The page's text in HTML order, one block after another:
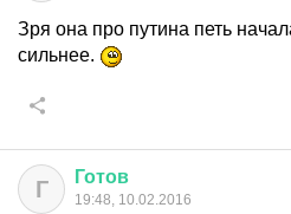
Зря она про путина петь
сильнее.
Г Готов
19:48, 10.02.2016